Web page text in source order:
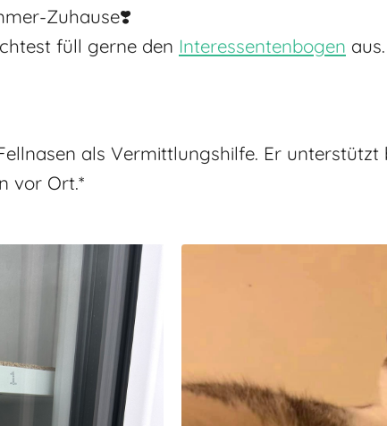
Zuhause❣️
füll gerne den Interessentenbogen aus.
als Vermittlungshilfe. Er
vor Ort.*